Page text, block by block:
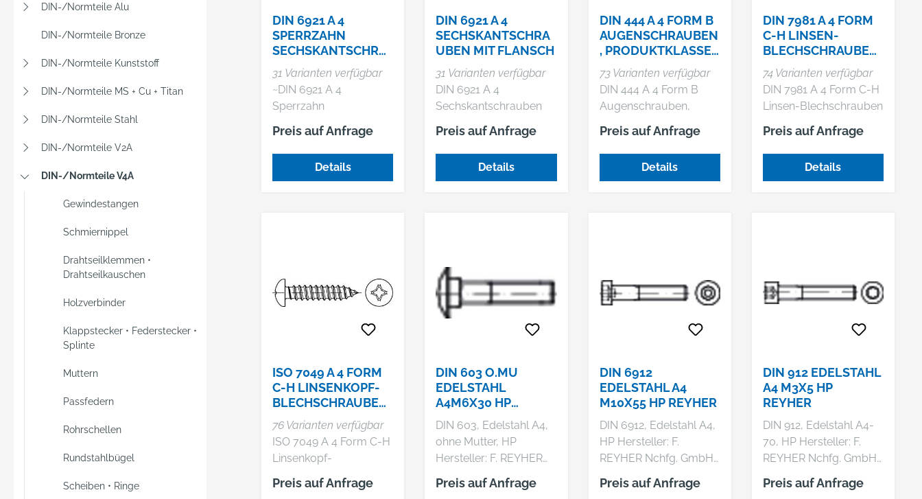
DIN-/Normteile Alu
DIN-/Normteile Bronze
DIN-/Normteile Kunststoff
DIN-/Normteile MS + Cu + Titan
DIN-/Normteile Stahl
DIN-/Normteile V2A
DIN-/Normteile V4A
Gewindestangen
Schmiernippel
Drahtseilklemmen •
Drahtseilkauschen
Holzverbinder
Klappstecker • Federstecker •
Splinte
Muttern
Passfedern
Rohrschellen
Rundstahlbügel
Scheiben • Ringe
DIN 6921 A 4
SPERRZAHN
SECHSKANTSCHRA
UBEN MIT FLANSCH
SPERRVERZAHNUN
G
31 Varianten verfügbar
~DIN 6921 A 4
Sperrzahn
mit Flansch
Sperrverzahnung
Preis auf Anfrage
Details
DIN 6921 A 4
SECHSKANTSCHRA
UBEN MIT FLANSCH
31 Varianten verfügbar
DIN 6921 A 4
Sechskantschrauben
Preis auf Anfrage
Details
DIN 444 A 4 FORM B
AUGENSCHRAUBEN
, PRODUKTKLASSE
B (MG)
73 Varianten verfügbar
DIN 444 A 4 Form B
Augenschrauben,
Preis auf Anfrage
Details
DIN 7981 A 4 FORM
C-H LINSEN-
BLECHSCHRAUBEN
MIT SPITZE, MIT
PHILLIPS-
KREUZSCHLIT
74 Varianten verfügbar
DIN 7981 A 4 Form C-H
Linsen-Blechschrauben
Kreuzschlitz H
Preis auf Anfrage
Details
ISO 7049 A 4 FORM
C-H LINSENKOPF-
BLECHSCHRAUBEN
MIT SPITZE, MIT
PHILLIPS-KREUZSC
76 Varianten verfügbar
ISO 7049 A 4 Form C-H
Linsenkopf-
Spitze, mit Phillips-
Preis auf Anfrage
DIN 603 O.MU
EDELSTAHL
A4M6X30 HP
REYHER
DIN 603, Edelstahl A4,
ohne Mutter, HP
Hersteller: F. REYHER
Haferweg 1, 22769
Preis auf Anfrage
DIN 6912
EDELSTAHL A4
M10X55 HP REYHER
DIN 6912, Edelstahl A4,
HP Hersteller: F.
REYHER Nchfg. GmbH
22769 Hamburg, DE,
Preis auf Anfrage
DIN 912 EDELSTAHL
A4 M3X5 HP
REYHER
DIN 912, Edelstahl A4-
70, HP Hersteller: F.
REYHER Nchfg. GmbH
22769 Hamburg, DE,
Preis auf Anfrage